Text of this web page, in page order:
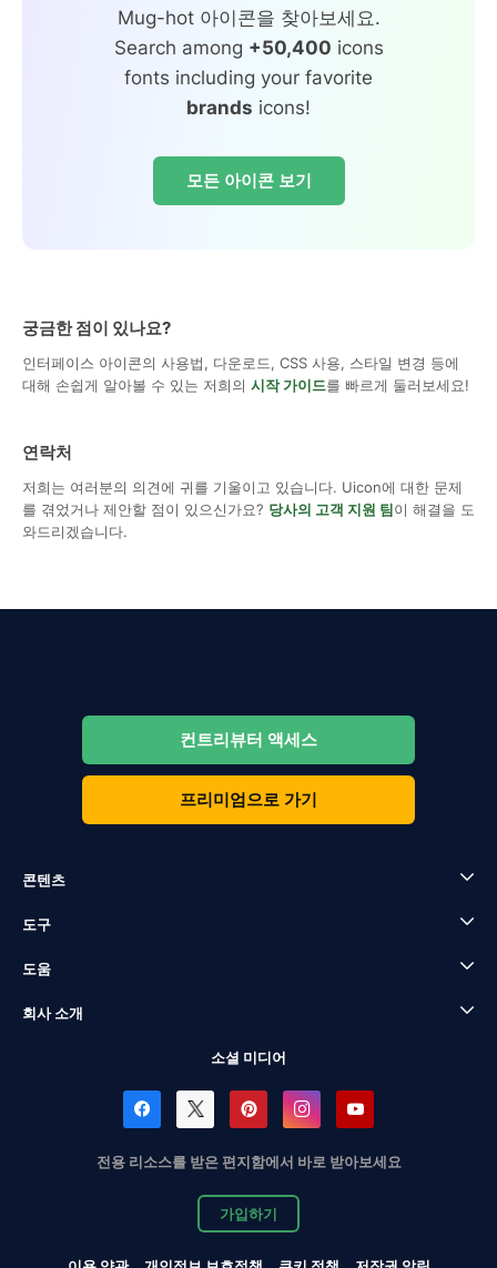
Mug-hot 아이콘을 찾아보세요.
Search among +50,400 icons
fonts including your favorite
brands icons!
모든 아이콘 보기
궁금한 점이 있나요?
인터페이스 아이콘의 사용법, 다운로드, CSS 사용, 스타일 변경 등에
대해 손쉽게 알아볼 수 있는 저희의 시작 가이드를 빠르게 둘러보세요!
연락처
저희는 여러분의 의견에 귀를 기울이고 있습니다. Uicon에 대한 문제
를 겪었거나 제안할 점이 있으신가요? 당사의 고객 지원 팀이 해결을 도
와드리겠습니다.
컨트리뷰터 액세스
프리미엄으로 가기
콘텐츠
도구
도움
회사 소개
소셜 미디어
전용 리소스를 받은 편지함에서 바로 받아보세요
가입하기